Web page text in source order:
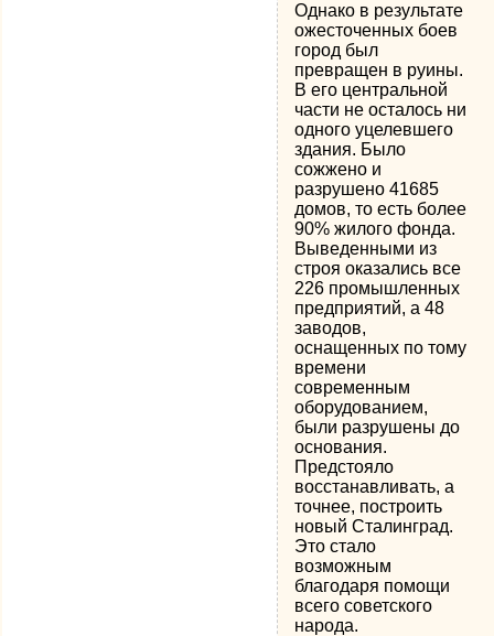
Однако в результате
ожесточенных боев
город был
превращен в руины.
В его центральной
части не осталось ни
одного уцелевшего
здания. Было
сожжено и
разрушено 41685
домов, то есть более
90% жилого фонда.
Выведенными из
строя оказались все
226 промышленных
предприятий, а 48
заводов,
оснащенных по тому
времени
современным
оборудованием,
были разрушены до
основания.
Предстояло
восстанавливать, а
точнее, построить
новый Сталинград.
Это стало
возможным
благодаря помощи
всего советского
народа.